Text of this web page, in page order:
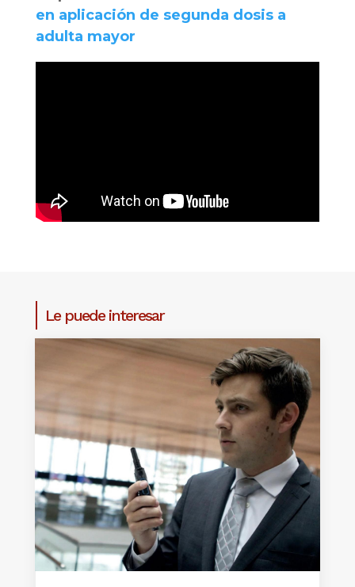
en aplicación de segunda dosis a
adulta mayor
Le puede interesar